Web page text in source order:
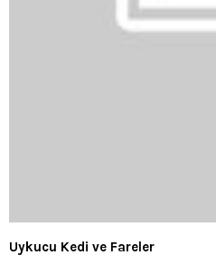
Uykucu Kedi ve Fareler